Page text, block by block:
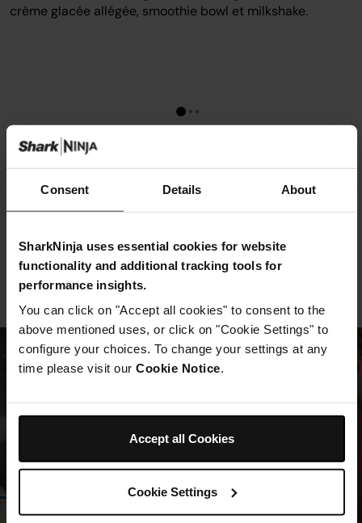
Consent Details About
SharkNinja uses essential cookies for website
functionality and additional tracking tools for
performance insights.
You can click on "Accept all cookies" to consent to the
above mentioned uses, or click on "Cookie Settings" to
configure your choices. To change your settings at any
time please visit our Cookie Notice.
Accept all Cookies
Cookie Settings
crème glacée allégée, smoothie bowl et milkshake.
Comment fonctionne la
Remplissez, congelez, brassez,
dégustez !